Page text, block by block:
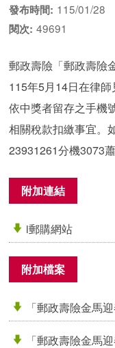
發布時間: 115/01/28
閱次: 49691
郵政壽險「郵政壽險
115年5月14日在律
依中獎者留存之手機
相關稅款扣繳事宜。
23931261分機3073
附加連結
i郵購網站
附加檔案
「郵政壽險金馬
「郵政壽險金馬